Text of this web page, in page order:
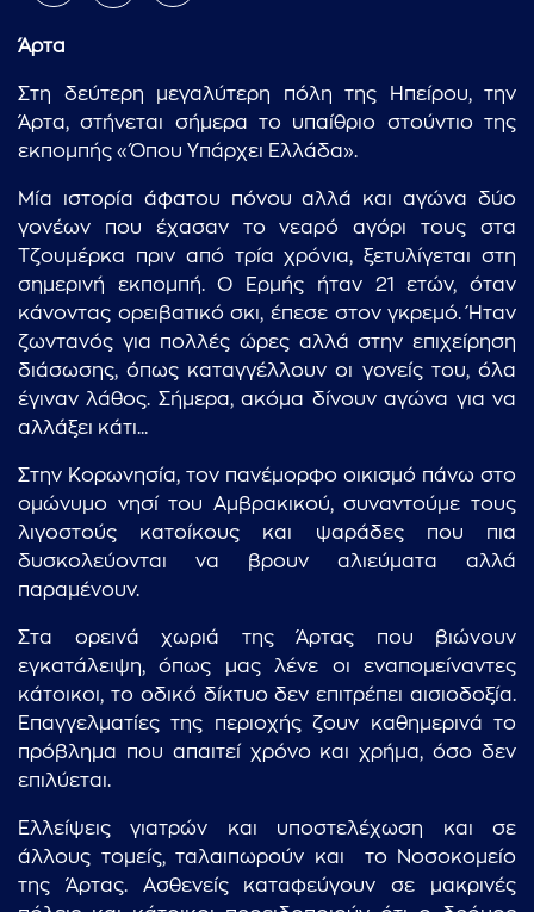
Άρτα
Στη δεύτερη μεγαλύτερη πόλη της Ηπείρου, την
Άρτα, στήνεται σήμερα το υπαίθριο στούντιο της
εκπομπής «Όπου Υπάρχει Ελλάδα».
Μία ιστορία άφατου πόνου αλλά και αγώνα δύο
γονέων που έχασαν το νεαρό αγόρι τους στα
Τζουμέρκα πριν από τρία χρόνια, ξετυλίγεται στη
σημερινή εκπομπή. Ο Ερμής ήταν 21 ετών, όταν
κάνοντας ορειβατικό σκι, έπεσε στον γκρεμό. Ήταν
ζωντανός για πολλές ώρες αλλά στην επιχείρηση
διάσωσης, όπως καταγγέλλουν οι γονείς του, όλα
έγιναν λάθος. Σήμερα, ακόμα δίνουν αγώνα για να
αλλάξει κάτι...
Στην Κορωνησία, τον πανέμορφο οικισμό πάνω στο
ομώνυμο νησί του Αμβρακικού, συναντούμε τους
λιγοστούς κατοίκους και ψαράδες που πια
δυσκολεύονται να βρουν αλιεύματα αλλά
παραμένουν.
Στα ορεινά χωριά της Άρτας που βιώνουν
εγκατάλειψη, όπως μας λένε οι εναπομείναντες
κάτοικοι, το οδικό δίκτυο δεν επιτρέπει αισιοδοξία.
Επαγγελματίες της περιοχής ζουν καθημερινά το
πρόβλημα που απαιτεί χρόνο και χρήμα, όσο δεν
επιλύεται.
Ελλείψεις γιατρών και υποστελέχωση και σε
άλλους τομείς, ταλαιπωρούν και το Νοσοκομείο
της Άρτας. Ασθενείς καταφεύγουν σε μακρινές